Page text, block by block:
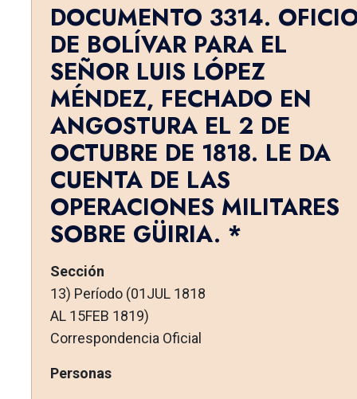
DOCUMENTO 3314.
DE BOLÍVAR PARA EL
SEÑOR LUIS LÓPEZ
MÉNDEZ, FECHADO EN
ANGOSTURA EL 2 DE
OCTUBRE DE 1818. LE DA
CUENTA DE LAS
OPERACIONES MILITARES
SOBRE GÜIRIA. *
Sección
13) Período (01JUL 1818
AL 15FEB 1819)
Correspondencia Oficial
Personas